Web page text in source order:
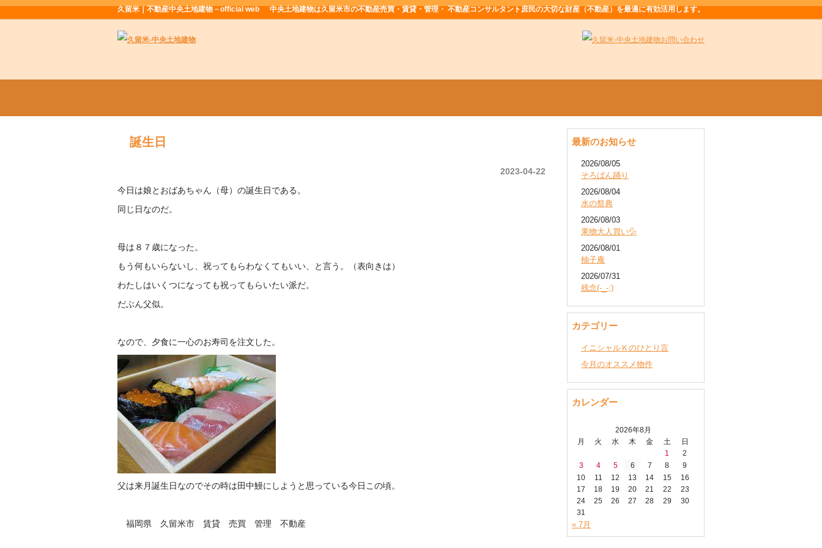
久留米｜不動産中央土地建物－official web 中央土地建物は久留米市の不動産売買・賃貸・管理・ 不動産コンサルタント庶民の大切な財産（不動産）を最適に有効活用します。
誕生日
2023-04-22
今日は娘とおばあちゃん（母）の誕生日である。
同じ日なのだ。
母は８７歳になった。
もう何もいらないし、祝ってもらわなくてもいい、と言う。（表向きは）
わたしはいくつになっても祝ってもらいたい派だ。
だぶん父似。
なので、夕食に一心のお寿司を注文した。
父は来月誕生日なのでその時は田中鰻にしようと思っている今日この頃。
福岡県 久留米市 賃貸 売買 管理 不動産
最新のお知らせ
2026/08/05
そろばん踊り
2026/08/04
水の祭典
2026/08/03
果物大人買い💦
2026/08/01
柚子庵
2026/07/31
残念(-_-;)
カテゴリー
イニシャルＫのひとり言
今月のオススメ物件
カレンダー
2026年8月
月
火 水 木 金 土
日
1
2
3
4 5 6 7 8
9
10
11 12 13 14 15
16
17
18 19 20 21 22
23
24
25 26 27 28 29
30
31
« 7月